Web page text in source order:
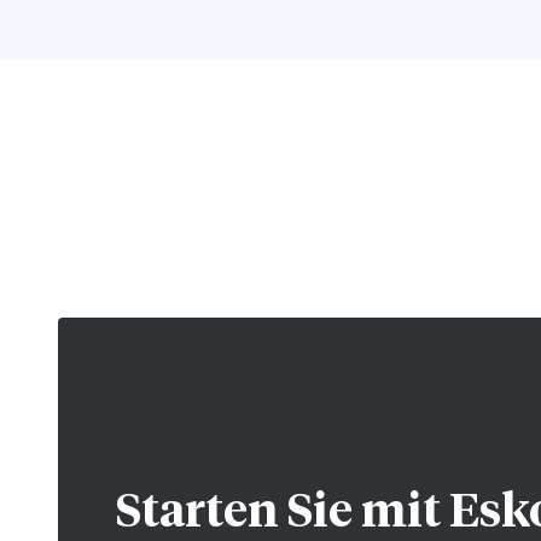
Starten Sie mit